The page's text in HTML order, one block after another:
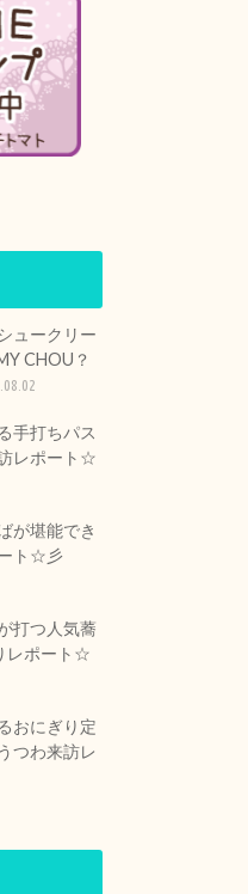
ュークリー
CHOU？
手打ちパス
レポート☆
が堪能でき
ト☆彡
打つ人気蕎
レポート☆
おにぎり定
つわ来訪レ